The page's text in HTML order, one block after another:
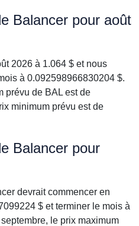
Balancer pour août
2026 à 1.064 $ et nous
à 0.092598966830204 $.
prévu de BAL est de
minimum prévu est de
Balancer pour
devrait commencer en
$ et terminer le mois à
le prix maximum